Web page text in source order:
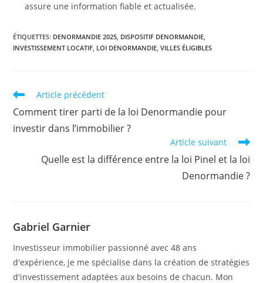
assure une information fiable et actualisée.
ÉTIQUETTES: DENORMANDIE 2025, DISPOSITIF DENORMANDIE,
INVESTISSEMENT LOCATIF, LOI DENORMANDIE, VILLES ÉLIGIBLES
Read
articles
Article précédent
Comment tirer parti de la loi Denormandie pour
investir dans l’immobilier ?
Article suivant
Quelle est la différence entre la loi Pinel et la loi
Denormandie ?
Gabriel Garnier
Investisseur immobilier passionné avec 48 ans
d'expérience, je me spécialise dans la création de stratégies
d'investissement adaptées aux besoins de chacun. Mon